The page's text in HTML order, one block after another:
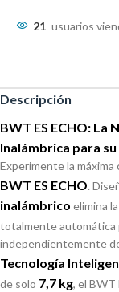
21 usuarios
Descripción
BWT ES ECHO: La
Inalámbrica para su
Experimente la
BWT ES ECHO.
inalámbrico elimina
totalmente automática
independientemente
Tecnología
de solo 7,7 kg, el BWT